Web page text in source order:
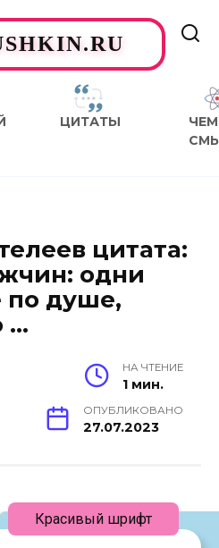
ЦИТАТЫ
ЧЕМ
цитата:
одни
душе,
…
НА ЧТЕНИЕ
1 мин.
ОПУБЛИКОВАНО
27.07.2023
Красивый шрифт